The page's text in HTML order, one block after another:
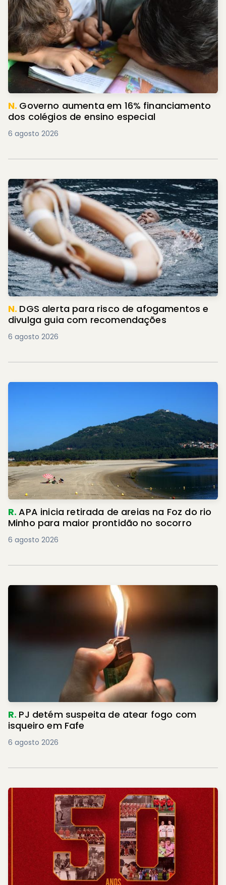
N. Governo aumenta em 16% financiamento
dos colégios de ensino especial
6 agosto 2026
N. DGS alerta para risco de afogamentos e
divulga guia com recomendações
6 agosto 2026
R.APA inicia retirada de areias na Foz do rio
Minho para maior prontidão no socorro
6 agosto 2026
R. PJ detém suspeita de atear fogo com
isqueiro em Fafe
6 agosto 2026